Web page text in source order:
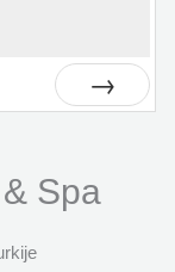
Spa